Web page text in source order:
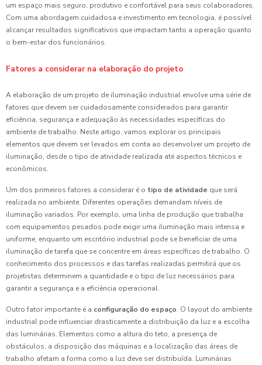
um espaço mais seguro, produtivo e confortável para seus colaboradores.
Com uma abordagem cuidadosa e investimento em tecnologia, é possível
alcançar resultados significativos que impactam tanto a operação quanto
o bem-estar dos funcionários.
Fatores a considerar na elaboração do projeto
A elaboração de um projeto de iluminação industrial envolve uma série de
fatores que devem ser cuidadosamente considerados para garantir
eficiência, segurança e adequação às necessidades específicas do
ambiente de trabalho. Neste artigo, vamos explorar os principais
elementos que devem ser levados em conta ao desenvolver um projeto de
iluminação, desde o tipo de atividade realizada até aspectos técnicos e
econômicos.
Um dos primeiros fatores a considerar é o tipo de atividade que será
realizada no ambiente. Diferentes operações demandam níveis de
iluminação variados. Por exemplo, uma linha de produção que trabalha
com equipamentos pesados pode exigir uma iluminação mais intensa e
uniforme, enquanto um escritório industrial pode se beneficiar de uma
iluminação de tarefa que se concentre em áreas específicas de trabalho. O
conhecimento dos processos e das tarefas realizadas permitirá que os
projetistas determinem a quantidade e o tipo de luz necessários para
garantir a segurança e a eficiência operacional.
Outro fator importante é a configuração do espaço. O layout do ambiente
industrial pode influenciar drasticamente a distribuição da luz e a escolha
das luminárias. Elementos como a altura do teto, a presença de
obstáculos, a disposição das máquinas e a localização das áreas de
trabalho afetam a forma como a luz deve ser distribuída. Luminárias